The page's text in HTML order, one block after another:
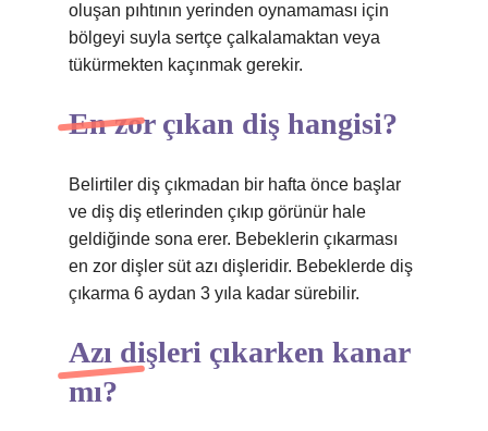
oluşan pıhtının yerinden oynamaması için
bölgeyi suyla sertçe çalkalamaktan veya
tükürmekten kaçınmak gerekir.
En zor çıkan diş hangisi?
Belirtiler diş çıkmadan bir hafta önce başlar
ve diş diş etlerinden çıkıp görünür hale
geldiğinde sona erer. Bebeklerin çıkarması
en zor dişler süt azı dişleridir. Bebeklerde diş
çıkarma 6 aydan 3 yıla kadar sürebilir.
Azı dişleri çıkarken kanar
mı?